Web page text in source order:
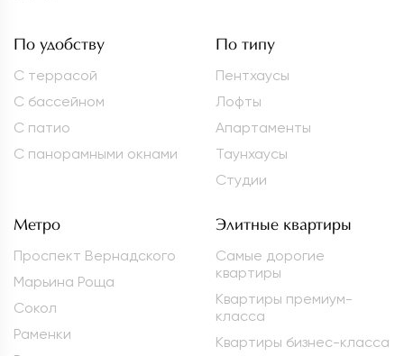
По удобству
С террасой
С бассейном
С патио
С панорамными окнами
По типу
Пентхаусы
Лофты
Апартаменты
Таунхаусы
Студии
Метро
Проспект Вернадского
Марьина Роща
Сокол
Раменки
Элитные квартиры
Самые дорогие
квартиры
Квартиры премиум-
класса
Квартиры бизнес-класса